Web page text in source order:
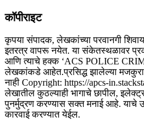
कॉपीराइट
कृपया संपादक, लेखकांच्या परवानगी
इतरत्र वापरू नयेत. या संकेतस्थळावर
आणि त्याचे हक्क ‘ACS POLICE
लेखकांकडे आहेत.प्रसिद्ध झालेल्या
नाही Copyright: https://apcs-
लेखातील कुठल्याही भागाचे छापील,
पुनर्मुद्रण करण्यास सक्त मनाई आहे. याचे
कारवाई करण्यात येईल.